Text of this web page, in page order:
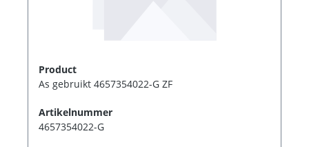
Product
As gebruikt 4657354022-G ZF
Artikelnummer
4657354022-G